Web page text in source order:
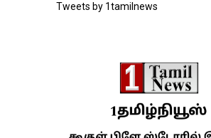
Tweets by 1tamilnews